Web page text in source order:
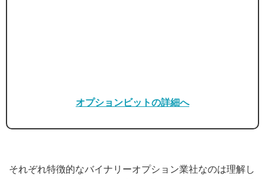
オプションビットの詳細へ
それぞれ特徴的なバイナリーオプション業社なのは理解し